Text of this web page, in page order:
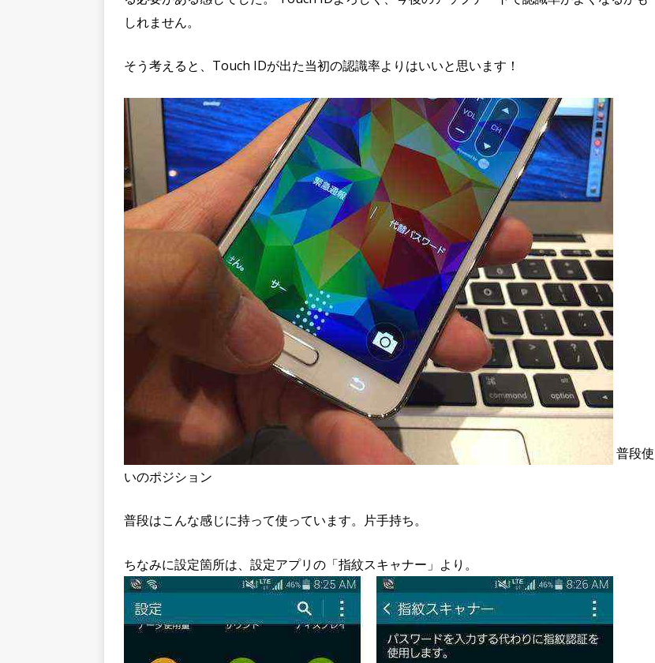
しれません。
そう考えると、Touch IDが出た当初の認識率よりはいいと思います！
普段使
いのポジション
普段はこんな感じに持って使っています。片手持ち。
ちなみに設定箇所は、設定アプリの「指紋スキャナー」より。